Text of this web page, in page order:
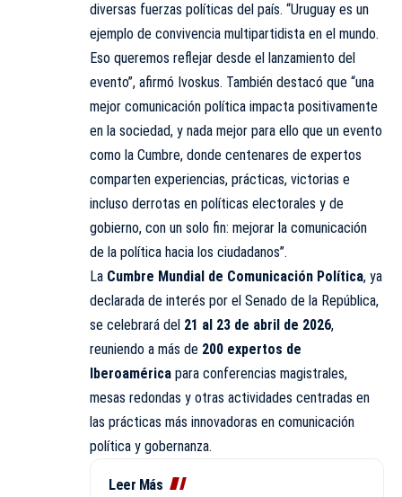
diversas fuerzas políticas del país. “Uruguay es un
ejemplo de convivencia multipartidista en el mundo.
Eso queremos reflejar desde el lanzamiento del
evento”, afirmó Ivoskus. También destacó que “una
mejor comunicación política impacta positivamente
en la sociedad, y nada mejor para ello que un evento
como la Cumbre, donde centenares de expertos
comparten experiencias, prácticas, victorias e
incluso derrotas en políticas electorales y de
gobierno, con un solo fin: mejorar la comunicación
de la política hacia los ciudadanos”.
La Cumbre Mundial de Comunicación Política, ya
declarada de interés por el Senado de la República,
se celebrará del 21 al 23 de abril de 2026,
reuniendo a más de 200 expertos de
Iberoamérica para conferencias magistrales,
mesas redondas y otras actividades centradas en
las prácticas más innovadoras en comunicación
política y gobernanza.
Leer Más